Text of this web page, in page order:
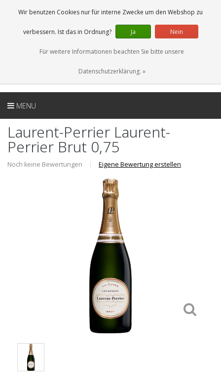
0 Artikel
DE
MENU
Laurent-Perrier Laurent-
Perrier Brut 0,75
Noch keine Bewertungen | Eigene Bewertung erstellen
Wir benutzen Cookies nur für interne Zwecke um den Webshop zu
verbessern. Ist das in Ordnung? Ja Nein
Für weitere Informationen beachten Sie bitte unsere
Datenschutzerklärung. »